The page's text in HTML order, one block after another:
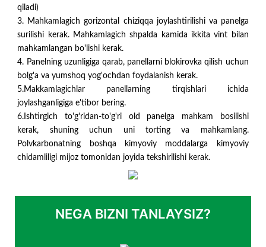
qiladi)
3. Mahkamlagich gorizontal chiziqqa joylashtirilishi va panelga
surilishi kerak. Mahkamlagich shpalda kamida ikkita vint bilan
mahkamlangan bo'lishi kerak.
4. Panelning uzunligiga qarab, panellarni blokirovka qilish uchun
bolg'a va yumshoq yog'ochdan foydalanish kerak.
5.Makkamlagichlar panellarning tirqishlari ichida
joylashganligiga e'tibor bering.
6.Ishtirgich to'g'ridan-to'g'ri old panelga mahkam bosilishi
kerak, shuning uchun uni torting va mahkamlang.
Polvkarbonatning boshqa kimyoviy moddalarga kimyoviy
chidamliligi mijoz tomonidan joyida tekshirilishi kerak.
NEGA BIZNI TANLAYSIZ?